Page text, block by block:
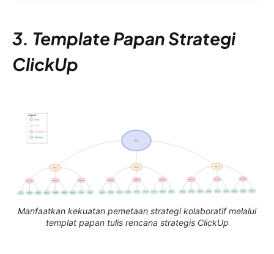
3. Template Papan Strategi
ClickUp
Manfaatkan kekuatan pemetaan strategi kolaboratif melalui
templat papan tulis rencana strategis ClickUp